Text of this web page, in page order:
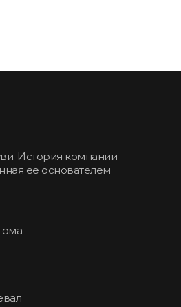
История компании
ее основателем